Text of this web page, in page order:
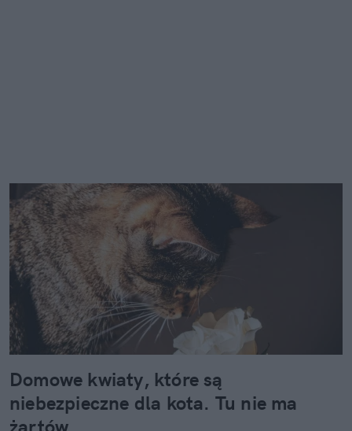
Domowe kwiaty, które są
niebezpieczne dla kota. Tu nie ma
żartów